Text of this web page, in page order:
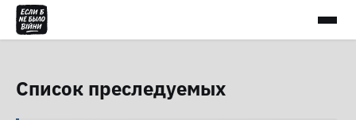
Список преследуемых